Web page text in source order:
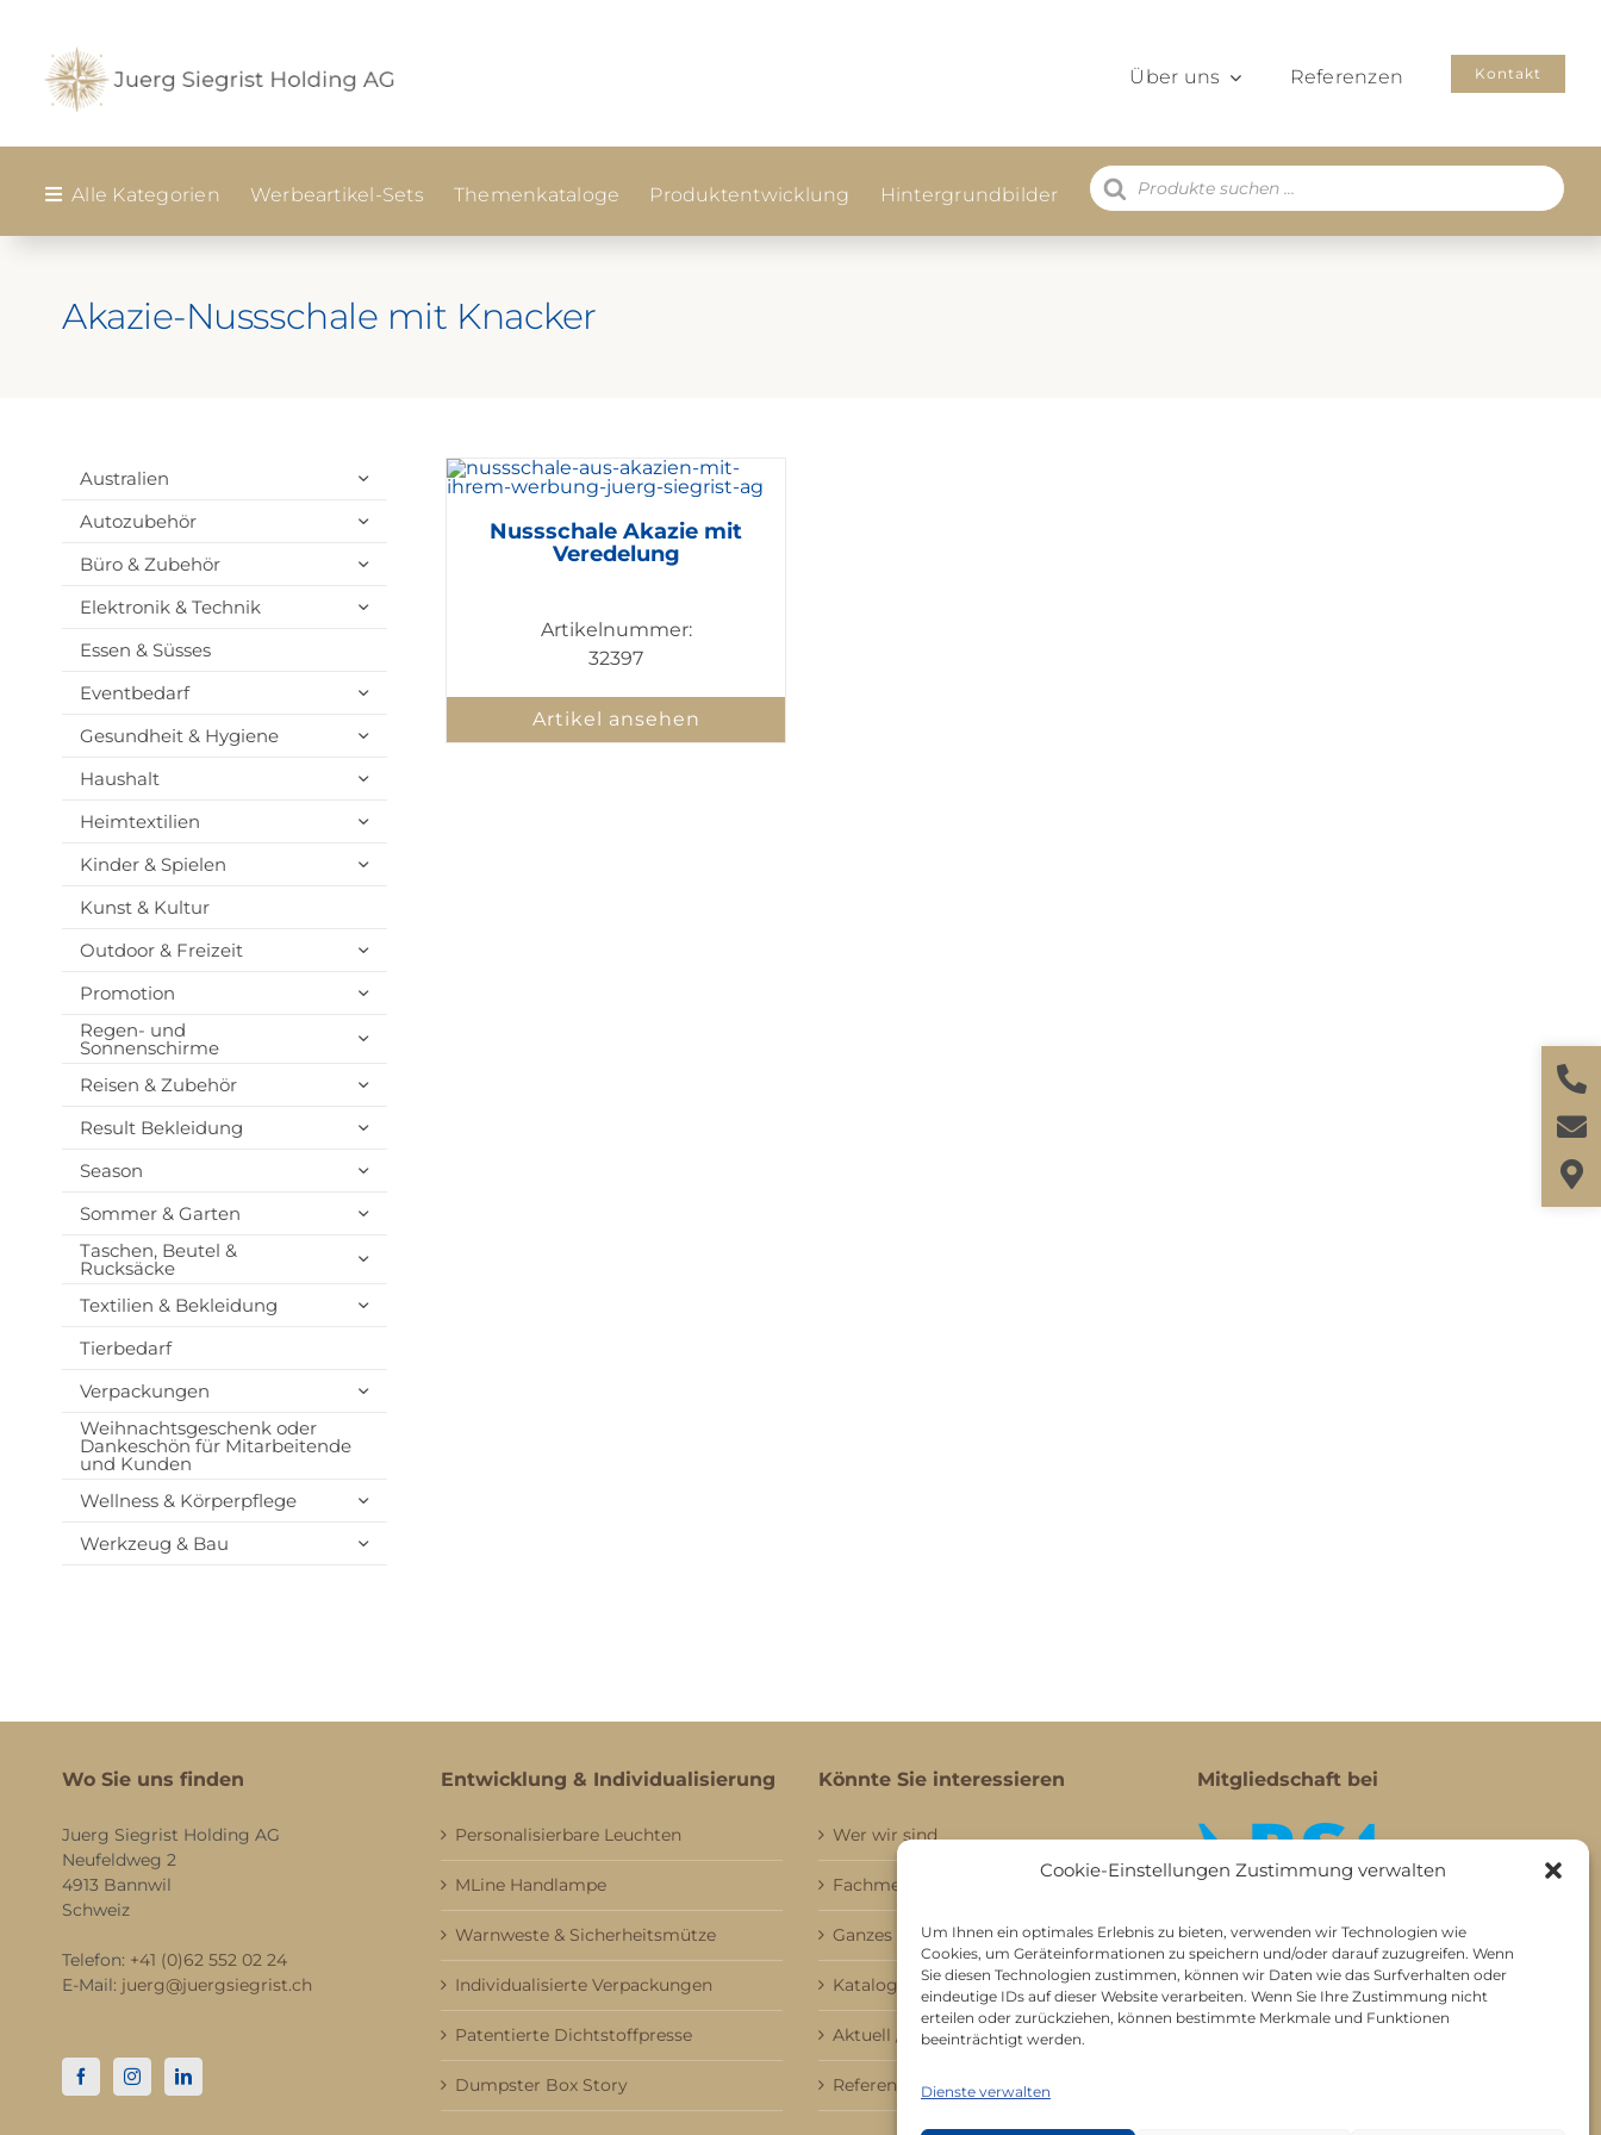
Cookie-Einstellungen Zustimmung verwalten
Um Ihnen ein optimales Erlebnis zu bieten, verwenden wir Technologien wie
Cookies, um Geräteinformationen zu speichern und/oder darauf zuzugreifen. Wenn
Sie diesen Technologien zustimmen, können wir Daten wie das Surfverhalten oder
eindeutige IDs auf dieser Website verarbeiten. Wenn Sie Ihre Zustimmung nicht
erteilen oder zurückziehen, können bestimmte Merkmale und Funktionen
beeinträchtigt werden.
Dienste verwalten
springen
Über uns Referenzen Kontakt
Alle Kategorien Werbeartikel-Sets Themenkataloge Produktentwicklung Hintergrundbilder
Products
search
Akazie-Nussschale mit Knacker
Australien
Autozubehör
Büro & Zubehör
Elektronik & Technik
Essen & Süsses
Eventbedarf
Gesundheit & Hygiene
Haushalt
Heimtextilien
Kinder & Spielen
Kunst & Kultur
Outdoor & Freizeit
Promotion
Regen- und
Sonnenschirme
Reisen & Zubehör
Result Bekleidung
Season
Sommer & Garten
Taschen, Beutel &
Rucksäcke
Textilien & Bekleidung
Tierbedarf
Verpackungen
Weihnachtsgeschenk oder
Dankeschön für Mitarbeitende
und Kunden
Wellness & Körperpflege
Werkzeug & Bau
Nussschale Akazie mit
Veredelung
Artikelnummer:
32397
Artikel ansehen
Wo Sie uns finden
Juerg Siegrist Holding AG
Neufeldweg 2
4913 Bannwil
Schweiz
Telefon: +41 (0)62 552 02 24
E-Mail: juerg@juergsiegrist.ch
Entwicklung & Individualisierung
Personalisierbare Leuchten
MLine Handlampe
Warnweste & Sicherheitsmütze
Individualisierte Verpackungen
Patentierte Dichtstoffpresse
Dumpster Box Story
Könnte Sie interessieren
Wer wir sind
Fachmessebesuch
Ganzes Sortiment
Kataloge
Aktuell / Saison
Referenzen
Mitgliedschaft bei